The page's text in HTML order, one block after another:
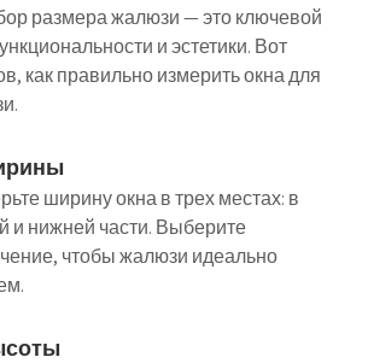
размера жалюзи — это ключевой
и эстетики. Вот
как правильно измерить окна для
ширину окна в трех местах: в
и нижней части. Выберите
чтобы жалюзи идеально